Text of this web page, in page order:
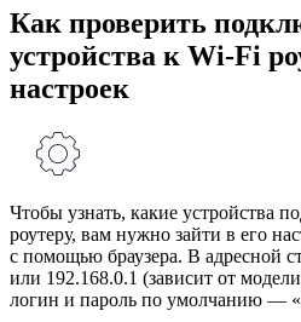
Как проверить
устройства к Wi-Fi
настроек
Чтобы узнать, какие устройства
роутеру, вам нужно зайти в его
с помощью браузера. В адресной
или 192.168.0.1 (зависит от
логин и пароль по умолчанию —